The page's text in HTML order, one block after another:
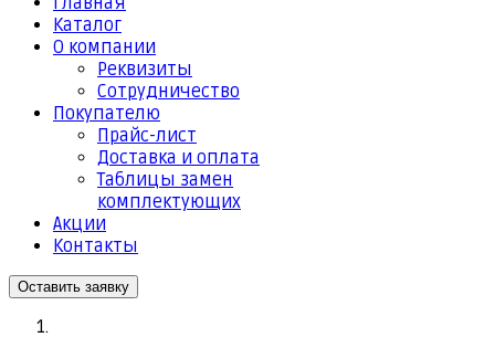
Каталог
О компании
Реквизиты
Cотрудничество
Покупателю
Прайс-лист
Доставка и оплата
Таблицы замен
комплектующих
Акции
Контакты
Оставить заявку